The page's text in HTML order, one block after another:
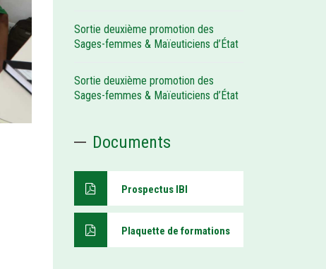
Sortie deuxième promotion des
Sages-femmes & Maïeuticiens d’État
Sortie deuxième promotion des
Sages-femmes & Maïeuticiens d’État
Documents
Prospectus IBI
Plaquette de formations